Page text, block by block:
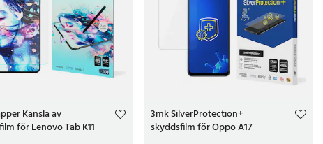
Känsla av
för Lenovo Tab K11
3mk SilverProtection+
skyddsfilm för Oppo A17